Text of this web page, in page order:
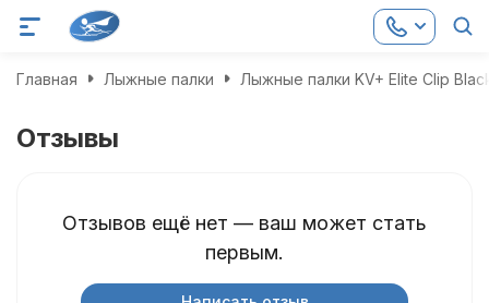
Главная Лыжные палки Лыжные палки KV+ Elite Clip
Отзывы
Отзывов ещё нет — ваш может стать
первым.